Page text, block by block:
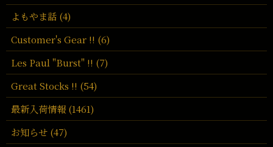
よもやま話 (4)
Customer's Gear !! (6)
Les Paul "Burst" !! (7)
Great Stocks !! (54)
最新入荷情報 (1461)
お知らせ (47)